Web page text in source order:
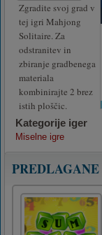
Zgradite svoj grad v
tej igri Mahjong
Solitaire. Za
odstranitev in
zbiranje gradbenega
materiala
kombinirajte 2 brez
istih ploščic.
Kategorije iger
Miselne igre